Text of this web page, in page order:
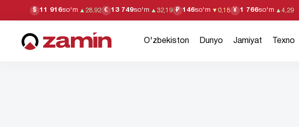
$ 11 916so'm ▲ 28,92 € 13 749so'm ▲ 32,19 ₽ 146so'm ▼ 0,18 ¥ 1 766so'm ▲ 4,29
O'zbekiston Dunyo Jamiyat Texno